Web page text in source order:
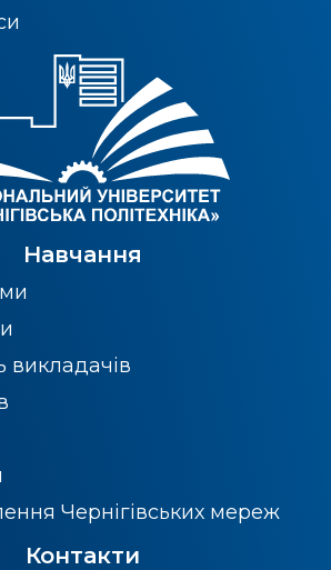
Навчання
викладачів
Чернігівських мереж
Контакти